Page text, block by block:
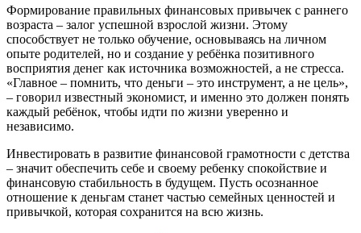
Формирование правильных финансовых привычек с раннего
возраста – залог успешной взрослой жизни. Этому
способствует не только обучение, основываясь на личном
опыте родителей, но и создание у ребёнка позитивного
восприятия денег как источника возможностей, а не стресса.
«Главное – помнить, что деньги – это инструмент, а не цель»,
– говорил известный экономист, и именно это должен понять
каждый ребёнок, чтобы идти по жизни уверенно и
независимо.
Инвестировать в развитие финансовой грамотности с детства
– значит обеспечить себе и своему ребенку спокойствие и
финансовую стабильность в будущем. Пусть осознанное
отношение к деньгам станет частью семейных ценностей и
привычкой, которая сохранится на всю жизнь.